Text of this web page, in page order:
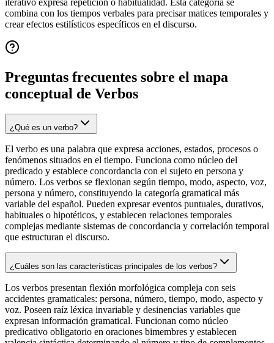
combina con los tiempos verbales para precisar matices temporales y
crear efectos estilísticos específicos en el discurso.
Preguntas frecuentes sobre el mapa
conceptual de Verbos
¿Qué es un verbo?
El verbo es una palabra que expresa acciones, estados, procesos o
fenómenos situados en el tiempo. Funciona como núcleo del
predicado y establece concordancia con el sujeto en persona y
número. Los verbos se flexionan según tiempo, modo, aspecto, voz,
persona y número, constituyendo la categoría gramatical más
variable del español. Pueden expresar eventos puntuales, durativos,
habituales o hipotéticos, y establecen relaciones temporales
complejas mediante sistemas de concordancia y correlación temporal
que estructuran el discurso.
¿Cuáles son las características principales de los verbos?
Los verbos presentan flexión morfológica compleja con seis
accidentes gramaticales: persona, número, tiempo, modo, aspecto y
voz. Poseen raíz léxica invariable y desinencias variables que
expresan información gramatical. Funcionan como núcleo
predicativo obligatorio en oraciones bimembres y establecen